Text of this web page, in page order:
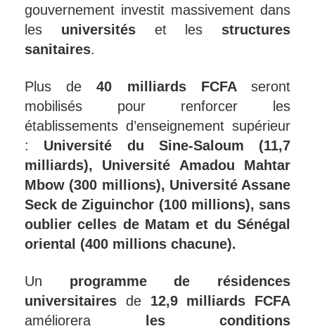
gouvernement investit massivement dans
les universitéset les structures
sanitaires.
Plus de40 milliards FCFAseront
mobilisés pour renforcer les
établissements d’enseignement supérieur
: Université du Sine-Saloum (11,7
milliards), Université Amadou Mahtar
Mbow (300 millions), Université Assane
Seck de Ziguinchor (100 millions), sans
oublier celles de Matam et du Sénégal
oriental (400 millions chacune).
Un programme de résidences
universitaires de 12,9 milliards FCFA
améliorera
les conditions